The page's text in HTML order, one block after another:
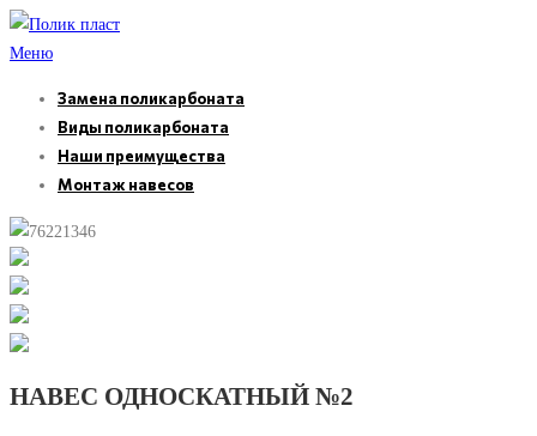
Перейти
к
Меню
Замена поликарбоната
Виды поликарбоната
Наши преимущества
Монтаж навесов
НАВЕС ОДНОСКАТНЫЙ №2